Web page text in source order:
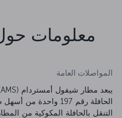
معلومات
المواصلات العامة
الحافلة رقم 197